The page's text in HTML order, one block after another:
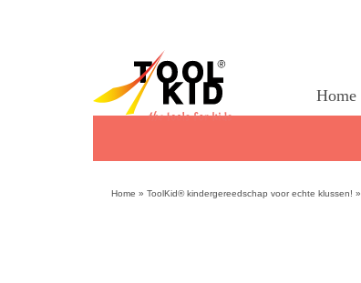
Home
Home » ToolKid® kindergereedschap voor echte klussen! »